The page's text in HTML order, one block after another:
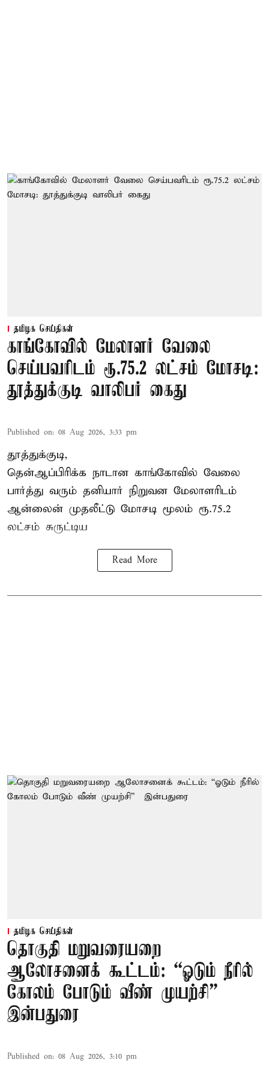
தமிழக செய்திகள்
காங்கோவில் மேலாளர் வேலை
செய்பவரிடம் ரூ.75.2 லட்சம் மோசடி:
தூத்துக்குடி வாலிபர் கைது
Published on: 08 Aug 2026, 3:33 pm
தூத்துக்குடி,
தென்ஆப்பிரிக்க நாடான காங்கோவில் வேலை
பார்த்து வரும் தனியார் நிறுவன மேலாளரிடம்
ஆன்லைன் முதலீட்டு மோசடி மூலம் ரூ.75.2
லட்சம் சுருட்டிய
Read More
தமிழக செய்திகள்
தொகுதி மறுவரையறை
ஆலோசனைக் கூட்டம்: “ஓடும் நீரில்
கோலம் போடும் வீண் முயற்சி” –
இன்பதுரை
Published on: 08 Aug 2026, 3:10 pm